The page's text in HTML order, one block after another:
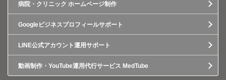
病院・クリニック ホームページ制作
Googleビジネスプロフィールサポート
LINE公式アカウント運用サポート
動画制作・YouTube運用代行サービス MedTube